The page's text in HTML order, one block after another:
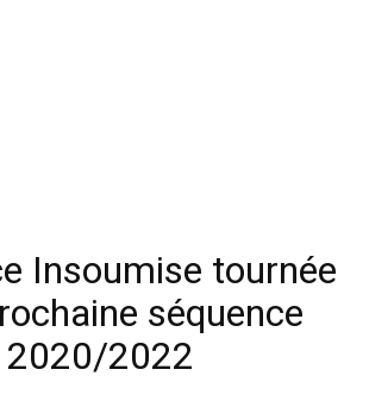
Insoumise tournée
séquence
2020/2022